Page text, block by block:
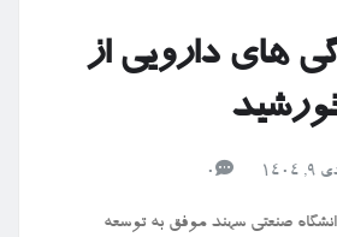
های دارویی از
۱۴۰۴ 0
دانشگاه صنعتی سهند موفق به توسعه